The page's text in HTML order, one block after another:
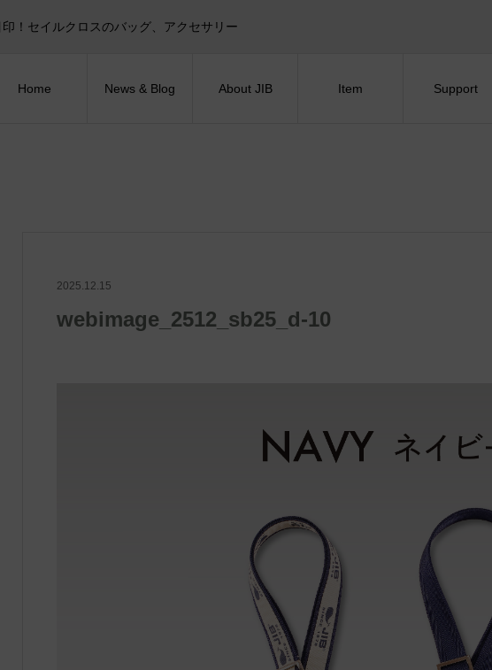
！セイルクロスのバッグ、アクセサリー
Home News & Blog About JIB Item Support
2025.12.15
webimage_2512_sb25_d-10